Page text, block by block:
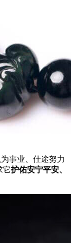
事业、仕途努力
它护佑安宁平安、